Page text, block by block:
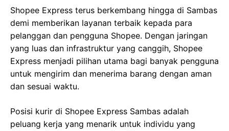
Shopee Express terus berkembang hingga di Sambas
demi memberikan layanan terbaik kepada para
pelanggan dan pengguna Shopee. Dengan jaringan
yang luas dan infrastruktur yang canggih, Shopee
Express menjadi pilihan utama bagi banyak pengguna
untuk mengirim dan menerima barang dengan aman
dan sesuai waktu.
Posisi kurir di Shopee Express Sambas adalah
peluang kerja yang menarik untuk individu yang